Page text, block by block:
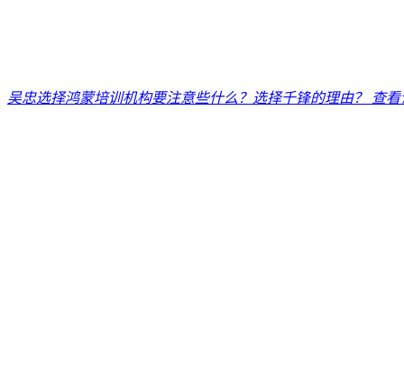
吴忠选择鸿蒙培训机构要注意些什么？选择千锋的理由？ 查